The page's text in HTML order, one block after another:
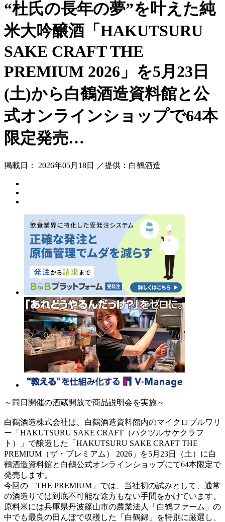
“杜氏の長年の夢”を叶えた純
米大吟醸酒「HAKUTSURU
SAKE CRAFT THE
PREMIUM 2026」を5月23日
(土)から白鶴酒造資料館と公
式オンラインショップで64本
限定発売…
掲載日： 2026年05月18日 ／提供：白鶴酒造
～同日開催の酒蔵開放で商品説明会を実施～
白鶴酒造株式会社は、白鶴酒造資料館内のマイクロブルワリ
ー「HAKUTSURU SAKE CRAFT（ハクツルサケクラフ
ト）」で醸造した「HAKUTSURU SAKE CRAFT THE
PREMIUM（ザ・プレミアム） 2026」を5月23日（土）に白
鶴酒造資料館と白鶴公式オンラインショップにて64本限定で
発売します。
今回の「THE PREMIUM」では、当社初の試みとして、通常
の酒造りでは到底不可能な途方もない手間をかけています。
原料米には兵庫県丹波篠山市の農業法人「白鶴ファーム」の
中でも最良の田んぼで収穫した「白鶴錦」を特別に厳選し、